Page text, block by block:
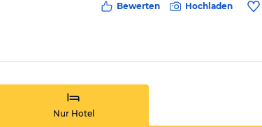
Bewerten Hochladen
Nur Hotel